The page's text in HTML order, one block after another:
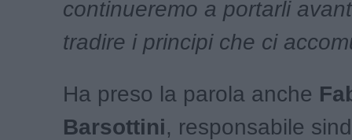
continueremo a portarli
tradire i principi che ci
Ha preso la parola anche
Barsottini, responsabile